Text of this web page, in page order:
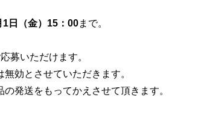
1日（金）15：00まで。
募いただけます。
効とさせていただきます。
発送をもってかえさせて頂きます。